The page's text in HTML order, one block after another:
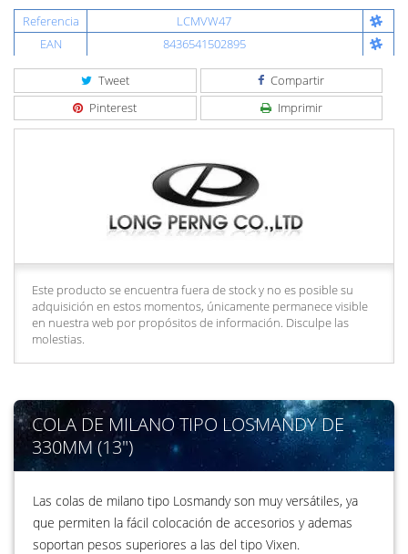
Referencia
LCMVW47
EAN
8436541502895
Tweet
Compartir
Pinterest
Imprimir
Este producto se encuentra fuera de stock y no es posible su
adquisición en estos momentos, únicamente permanece visible
en nuestra web por propósitos de información. Disculpe las
molestias.
COLA DE MILANO TIPO LOSMANDY DE
330MM (13")
Las colas de milano tipo Losmandy son muy versátiles, ya
que permiten la fácil colocación de accesorios y ademas
soportan pesos superiores a las del tipo Vixen.